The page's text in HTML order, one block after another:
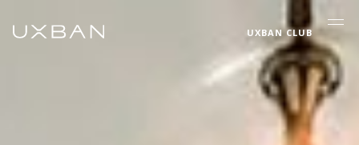
UXBAN CLUB